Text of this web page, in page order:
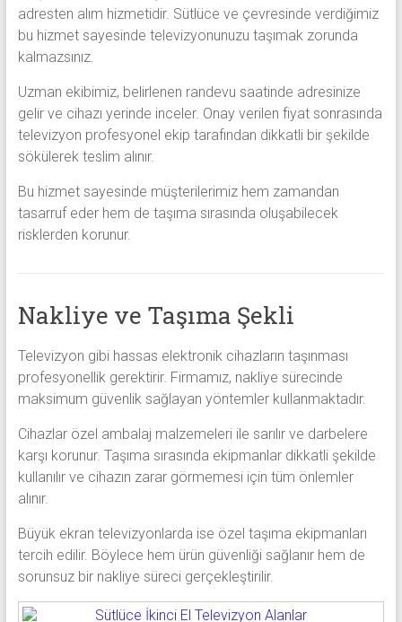
adresten alım hizmetidir. Sütlüce ve çevresinde verdiğimiz
bu hizmet sayesinde televizyonunuzu taşımak zorunda
kalmazsınız.
Uzman ekibimiz, belirlenen randevu saatinde adresinize
gelir ve cihazı yerinde inceler. Onay verilen fiyat sonrasında
televizyon profesyonel ekip tarafından dikkatli bir şekilde
sökülerek teslim alınır.
Bu hizmet sayesinde müşterilerimiz hem zamandan
tasarruf eder hem de taşıma sırasında oluşabilecek
risklerden korunur.
Nakliye ve Taşıma Şekli
Televizyon gibi hassas elektronik cihazların taşınması
profesyonellik gerektirir. Firmamız, nakliye sürecinde
maksimum güvenlik sağlayan yöntemler kullanmaktadır.
Cihazlar özel ambalaj malzemeleri ile sarılır ve darbelere
karşı korunur. Taşıma sırasında ekipmanlar dikkatli şekilde
kullanılır ve cihazın zarar görmemesi için tüm önlemler
alınır.
Büyük ekran televizyonlarda ise özel taşıma ekipmanları
tercih edilir. Böylece hem ürün güvenliği sağlanır hem de
sorunsuz bir nakliye süreci gerçekleştirilir.